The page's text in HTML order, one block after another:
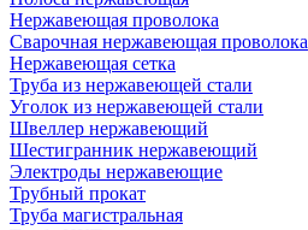
Нержавеющая проволока
Сварочная нержавеющая проволока
Нержавеющая сетка
Труба из нержавеющей стали
Уголок из нержавеющей стали
Швеллер нержавеющий
Шестигранник нержавеющий
Электроды нержавеющие
Трубный прокат
Труба магистральная